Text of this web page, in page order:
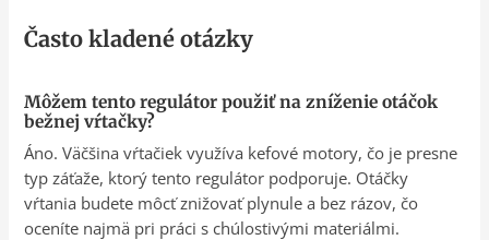
Často kladené otázky
Môžem tento regulátor použiť na zníženie otáčok
bežnej vŕtačky?
Áno. Väčšina vŕtačiek využíva kefové motory, čo je presne
typ záťaže, ktorý tento regulátor podporuje. Otáčky
vŕtania budete môcť znižovať plynule a bez rázov, čo
oceníte najmä pri práci s chúlostivými materiálmi.